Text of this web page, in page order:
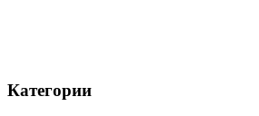
Категории